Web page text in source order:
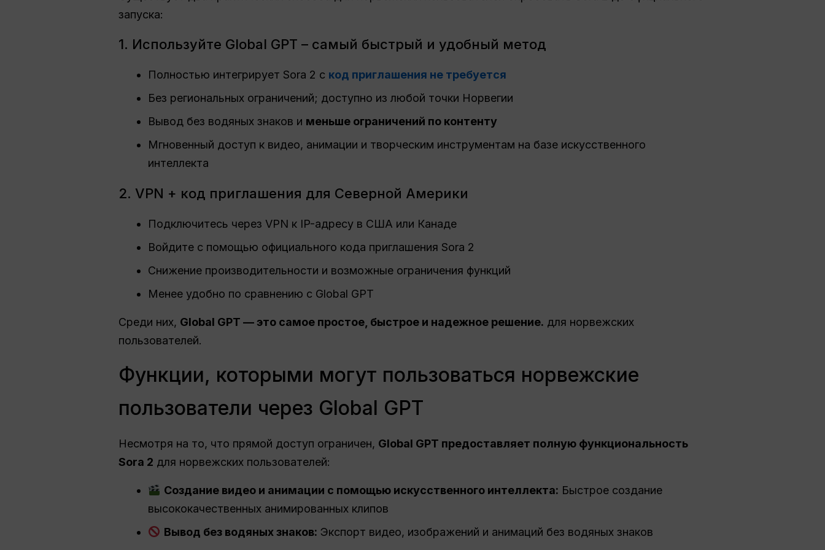
запуска:
1. Используйте Global GPT – самый быстрый и удобный метод
Полностью интегрирует Sora 2 с код приглашения не требуется
Без региональных ограничений; доступно из любой точки Норвегии
Вывод без водяных знаков и меньше ограничений по контенту
Мгновенный доступ к видео, анимации и творческим инструментам на базе искусственного
интеллекта
2. VPN + код приглашения для Северной Америки
Подключитесь через VPN к IP-адресу в США или Канаде
Войдите с помощью официального кода приглашения Sora 2
Снижение производительности и возможные ограничения функций
Менее удобно по сравнению с Global GPT
Среди них, Global GPT — это самое простое, быстрое и надежное решение. для норвежских
пользователей.
Функции, которыми могут пользоваться норвежские
пользователи через Global GPT
Несмотря на то, что прямой доступ ограничен, Global GPT предоставляет полную функциональность
Sora 2 для норвежских пользователей:
Создание видео и анимации с помощью искусственного интеллекта: Быстрое создание
высококачественных анимированных клипов
Вывод без водяных знаков: Экспорт видео, изображений и анимаций без водяных знаков